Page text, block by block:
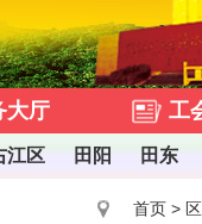
大厅 工
江区 田阳 田东
首页 >